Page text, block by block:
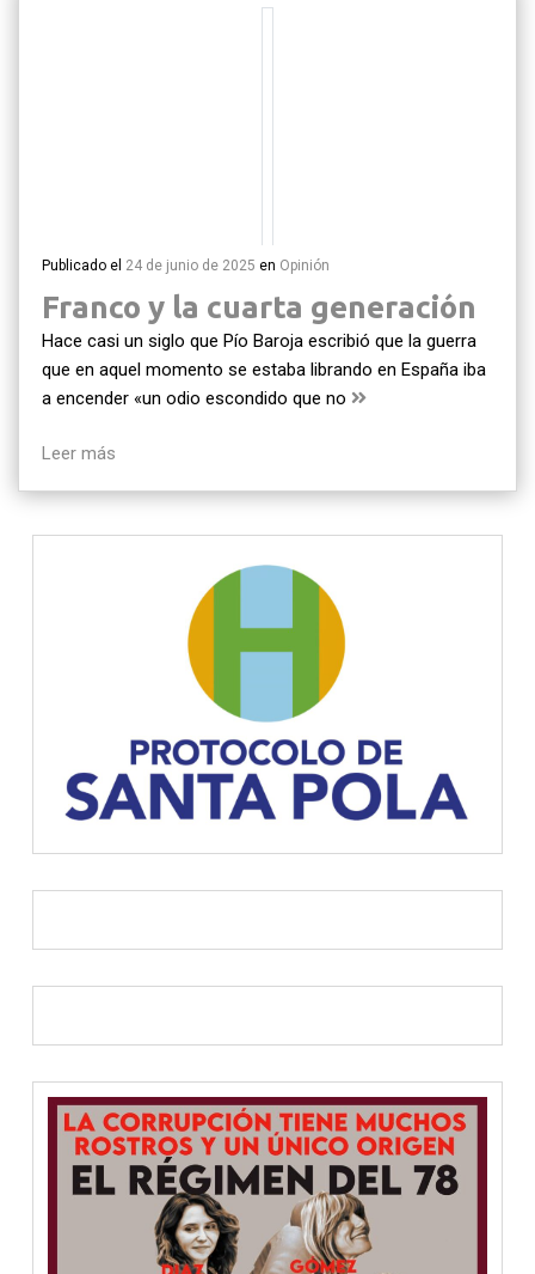
Publicado el 24 de junio de 2025 en Opinión
Franco y la cuarta generación
Hace casi un siglo que Pío Baroja escribió que la guerra
que en aquel momento se estaba librando en España iba
a encender «un odio escondido que no
Leer más